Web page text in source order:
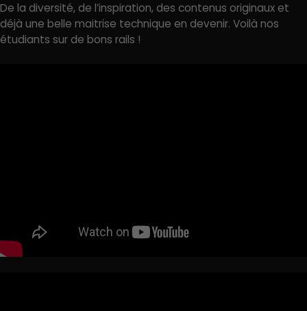
De la diversité, de l’inspiration, des contenus originaux et
déjà une belle maitrise technique en devenir. Voilà nos
étudiants sur de bons rails !